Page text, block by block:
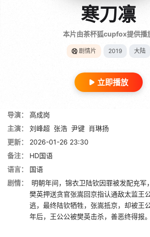
寒刀凛
本片由茶杯狐cupfox提供播
剧情片 2019 大陆
立即播放
导演：
高成岗
主演：
刘峰超 张浩 尹键 肖琳扬
更新：
2026-01-26 23:30
备注：
HD国语
语言：
国语
剧情：
明朝年间，锦衣卫陆钦因罪被发配充军
樊英押送贪官张嵩回京指认通敌太监王
逃，最终陆钦牺牲，张嵩抵京，却被王
年后，王公公被樊英击杀，善恶终得报。